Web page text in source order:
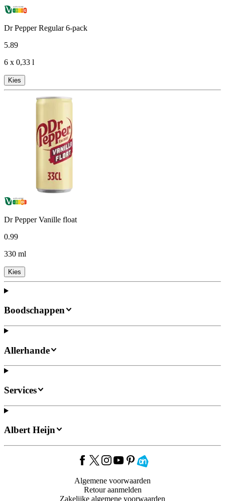
Dr Pepper Regular 6-pack
5.89
6 x 0,33 l
Kies
Dr Pepper Vanille float
0.99
330 ml
Kies
Boodschappen
Allerhande
Services
Albert Heijn
Algemene voorwaarden
Retour aanmelden
Zakelijke algemene voorwaarden